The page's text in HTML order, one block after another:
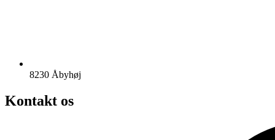
8230 Åbyhøj
Kontakt os